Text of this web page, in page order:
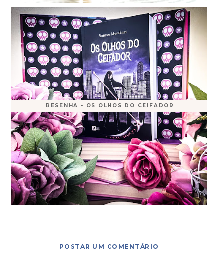
RESENHA - OS OLHOS DO CEIFADOR
POSTAR UM COMENTÁRIO